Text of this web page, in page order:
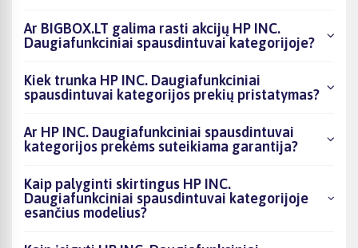
Ar BIGBOX.LT galima rasti akcijų HP INC.
Daugiafunkciniai spausdintuvai kategorijoje?
Kiek trunka HP INC. Daugiafunkciniai
spausdintuvai kategorijos prekių pristatymas?
Ar HP INC. Daugiafunkciniai spausdintuvai
kategorijos prekėms suteikiama garantija?
Kaip palyginti skirtingus HP INC.
Daugiafunkciniai spausdintuvai kategorijoje
esančius modelius?